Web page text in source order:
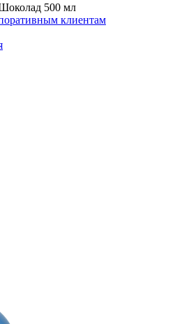
500 мл
клиентам